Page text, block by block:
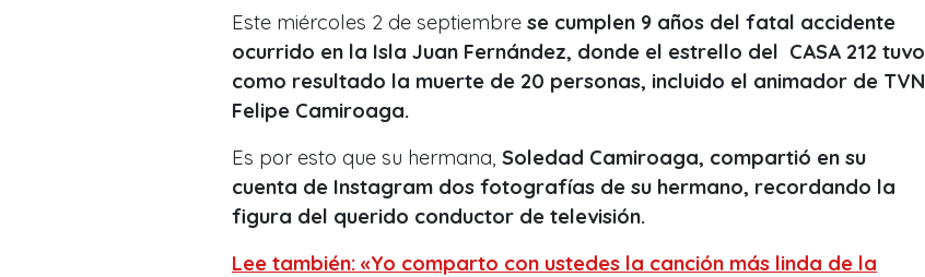
Este miércoles 2 de septiembre se cumplen 9 años del fatal accidente
ocurrido en la Isla Juan Fernández, donde el estrello del CASA 212 tuvo
como resultado la muerte de 20 personas, incluido el animador de TVN
Felipe Camiroaga.
Es por esto que su hermana, Soledad Camiroaga, compartió en su
cuenta de Instagram dos fotografías de su hermano, recordando la
figura del querido conductor de televisión.
Lee también: «Yo comparto con ustedes la canción más linda de la